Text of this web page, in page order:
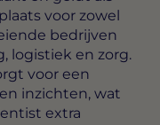
voor zowel
bedrijven
logistiek en zorg.
voor een
inzichten, wat
extra